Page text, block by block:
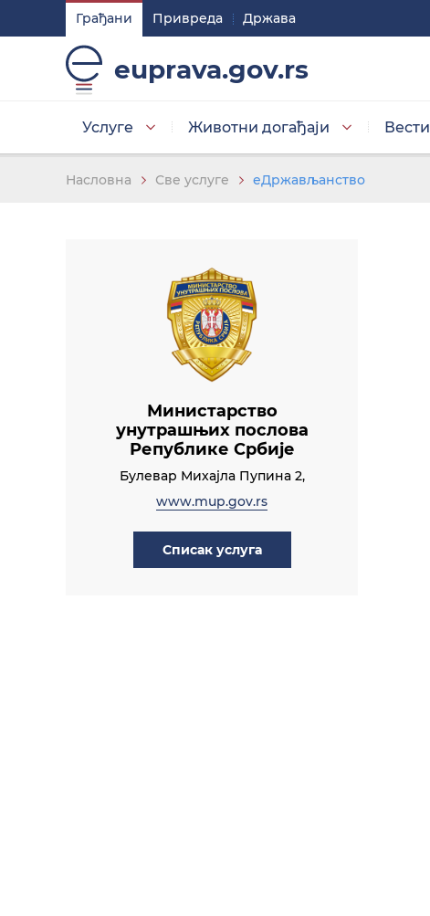
Грађани Привреда Држава
euprava.gov.rs
Услуге Животни догађаји Вести
Подешавaња
Изаберите стил приказа слова
Основна тема
Насловна Све услуге еДржављанство
Министарство
унутрашњих послова
Републике Србије
Булевар Михајла Пупина 2,
www.mup.gov.rs
Списак услуга